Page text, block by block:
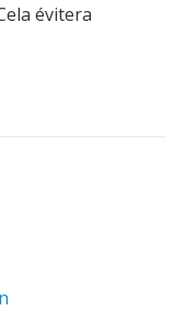
évitera